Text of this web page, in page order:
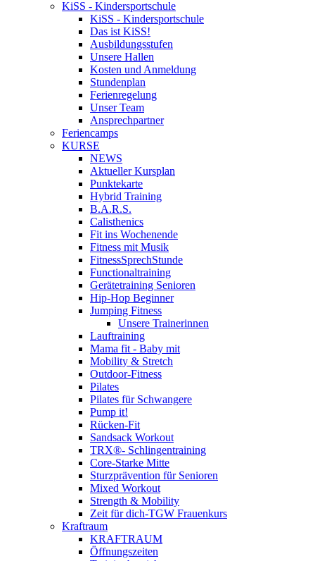
KiSS - Kindersportschule
KiSS - Kindersportschule
Das ist KiSS!
Ausbildungsstufen
Unsere Hallen
Kosten und Anmeldung
Stundenplan
Ferienregelung
Unser Team
Ansprechpartner
Feriencamps
KURSE
NEWS
Aktueller Kursplan
Punktekarte
Hybrid Training
B.A.R.S.
Calisthenics
Fit ins Wochenende
Fitness mit Musik
FitnessSprechStunde
Functionaltraining
Gerätetraining Senioren
Hip-Hop Beginner
Jumping Fitness
Unsere Trainerinnen
Lauftraining
Mama fit - Baby mit
Mobility & Stretch
Outdoor-Fitness
Pilates
Pilates für Schwangere
Pump it!
Rücken-Fit
Sandsack Workout
TRX®- Schlingentraining
Core-Starke Mitte
Sturzprävention für Senioren
Mixed Workout
Strength & Mobility
Zeit für dich-TGW Frauenkurs
Kraftraum
KRAFTRAUM
Öffnungszeiten